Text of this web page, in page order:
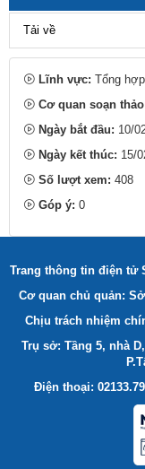
Tải về
Lĩnh vực: Tổng hợp
Cơ quan soạn
Ngày bắt đầu: 10/
Ngày kết thúc: 15/
Số lượt xem: 408
Góp ý: 0
Trang thông tin điện tử
Cơ quan chủ quản:
Chịu trách nhiệm
Trụ sở: Tầng 5, nhà
Điện thoại: